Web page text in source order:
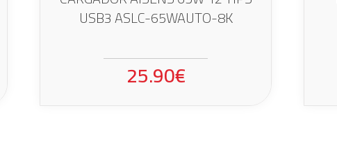
USB3 ASLC-65WAUTO-8K
25.90€